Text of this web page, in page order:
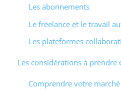
Les abonnements
Le freelance et le travail
Les plateformes
Les considérations à
Comprendre votre